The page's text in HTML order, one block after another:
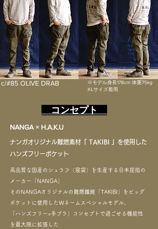
c/#85 OLIVE DRAB
※モデル身長178cm 体重75kg
XLサイズ着用​
コンセプト
NANGA × H.A.K.U
ナンガオリジナル難燃素材 「 TAKIBI 」 を使用した
ハンズフリーポケット
高品質な国産のシュラフ（寝袋）を生産する日本屈指の
メーカー「NANGA」
そのNANGAオリジナルの難燃繊維「TAKIBI」をビッグ
ポケットに使用したＷネームスペシャルモデル。
「ハンズフリー=手ブラ」コンセプトで過ごせる機能性
を最大限に拡張した